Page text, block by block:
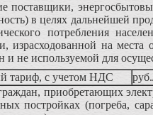
поставщики,
в целях дальнейшей
потребления
израсходованной на
не используемой для
тариф, с учетом НДС
приобретающих
постройках (погреба,